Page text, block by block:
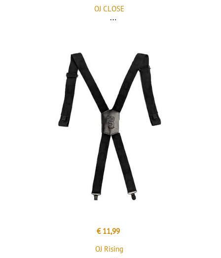
OJ CLOSE
€ 11,99
OJ Rising